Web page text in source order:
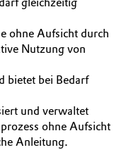
ohne Aufsicht durch
Nutzung von
bietet bei Bedarf
und verwaltet
ohne Aufsicht
Anleitung.